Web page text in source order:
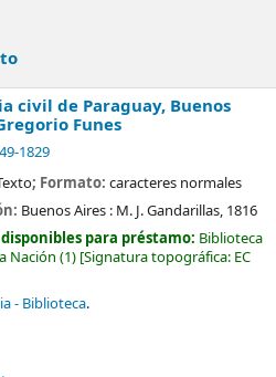
civil de Paraguay, Buenos
Funes
1829
; Formato: caracteres normales
Buenos Aires : M. J. Gandarillas, 1816
para préstamo: Biblioteca
Nación (1) Signatura topográfica: EC
- Biblioteca.